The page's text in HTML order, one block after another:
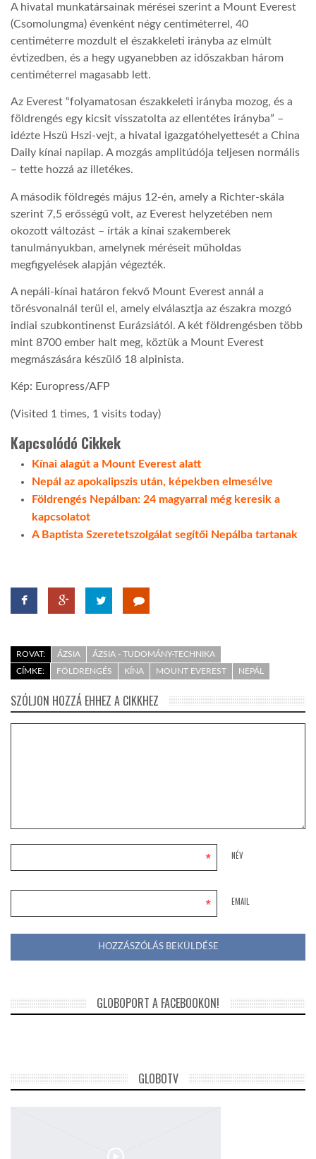
AFRIKA TUDÁSTÁR
A NAP SZÉPE
LINKTR.EE
GLOBOZSARU
DOBRAVERO.HU
A hivatal munkatársainak mérései szerint a Mount Everest
(Csomolungma) évenként négy centiméterrel, 40
centiméterre mozdult el északkeleti irányba az elmúlt
évtizedben, és a hegy ugyanebben az időszakban három
centiméterrel magasabb lett.
Az Everest “folyamatosan északkeleti irányba mozog, és a
földrengés egy kicsit visszatolta az ellentétes irányba” –
idézte Hszü Hszi-vejt, a hivatal igazgatóhelyettesét a China
Daily kínai napilap. A mozgás amplitúdója teljesen normális
– tette hozzá az illetékes.
A második földregés május 12-én, amely a Richter-skála
szerint 7,5 erősségű volt, az Everest helyzetében nem
okozott változást – írták a kínai szakemberek
tanulmányukban, amelynek méréseit műholdas
megfigyelések alapján végezték.
A nepáli-kínai határon fekvő Mount Everest annál a
törésvonalnál terül el, amely elválasztja az északra mozgó
indiai szubkontinenst Eurázsiától. A két földrengésben több
mint 8700 ember halt meg, köztük a Mount Everest
megmászására készülő 18 alpinista.
Kép: Europress/AFP
(Visited 1 times, 1 visits today)
Kapcsolódó Cikkek
Kínai alagút a Mount Everest alatt
Nepál az apokalipszis után, képekben elmesélve
Földrengés Nepálban: 24 magyarral még keresik a
kapcsolatot
A Baptista Szeretetszolgálat segítői Nepálba tartanak
ROVAT: ÁZSIA
ÁZSIA - TUDOMÁNY-TECHNIKA
CÍMKE:
FÖLDRENGÉS KÍNA MOUNT EVEREST NEPÁL
SZÓLJON HOZZÁ EHHEZ A CIKKHEZ
NÉV
*
EMAIL
*
GLOBOPORT A FACEBOOKON!
GLOBOTV